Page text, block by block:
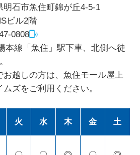
明石市魚住町錦が丘4-5-1
ビル2階
0808
本線「魚住」駅下車、北側へ徒
お越しの方は、魚住モール屋上
ムズをご利用ください。